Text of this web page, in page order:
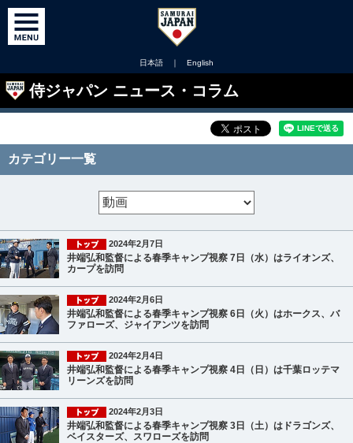
日本語 ｜ English
侍ジャパン ニュース・コラム
カテゴリー一覧
2024年2月7日
井端弘和監督による春季キャンプ視察 7日（水）はライオンズ、
カープを訪問
2024年2月6日
井端弘和監督による春季キャンプ視察 6日（火）はホークス、バ
ファローズ、ジャイアンツを訪問
2024年2月4日
井端弘和監督による春季キャンプ視察 4日（日）は千葉ロッテマ
リーンズを訪問
2024年2月3日
井端弘和監督による春季キャンプ視察 3日（土）はドラゴンズ、
ベイスターズ、スワローズを訪問